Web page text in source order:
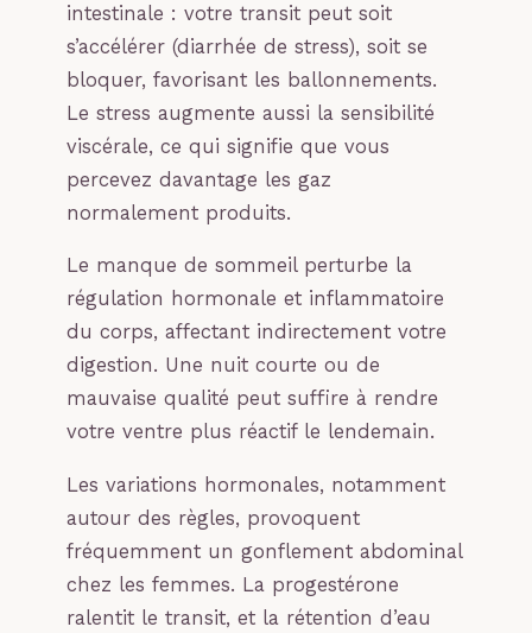
intestinale : votre transit peut soit
s’accélérer (diarrhée de stress), soit se
bloquer, favorisant les ballonnements.
Le stress augmente aussi la sensibilité
viscérale, ce qui signifie que vous
percevez davantage les gaz
normalement produits.
Le manque de sommeil perturbe la
régulation hormonale et inflammatoire
du corps, affectant indirectement votre
digestion. Une nuit courte ou de
mauvaise qualité peut suffire à rendre
votre ventre plus réactif le lendemain.
Les variations hormonales, notamment
autour des règles, provoquent
fréquemment un gonflement abdominal
chez les femmes. La progestérone
ralentit le transit, et la rétention d’eau